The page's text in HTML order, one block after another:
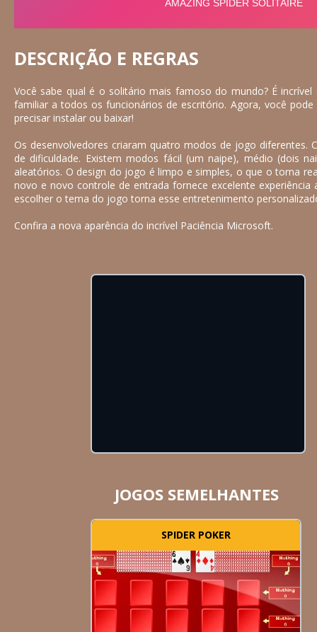
DESCRIÇÃO E REGRAS
Você sabe qual é o solitário mais famoso do mundo? É
familiar a todos os funcionários de escritório. Agora, você
precisar instalar ou baixar!
Os desenvolvedores criaram quatro modos de jogo diferentes.
de dificuldade. Existem modos fácil (um naipe), médio (dois
aleatórios. O design do jogo é limpo e simples, o que o torna
novo e novo controle de entrada fornece excelente experiência
escolher o tema do jogo torna esse entretenimento
Confira a nova aparência do incrível Paciência Microsoft.
JOGOS SEMELHANTES
SPIDER POKER